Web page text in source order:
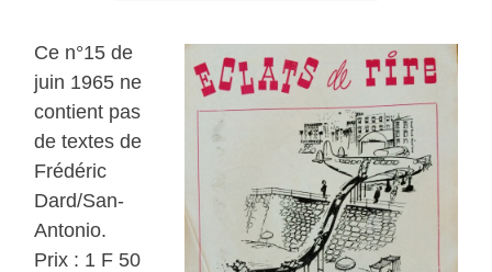
Ce n°15 de
juin 1965 ne
contient pas
de textes de
Frédéric
Dard/San-
Antonio.
Prix : 1 F 50